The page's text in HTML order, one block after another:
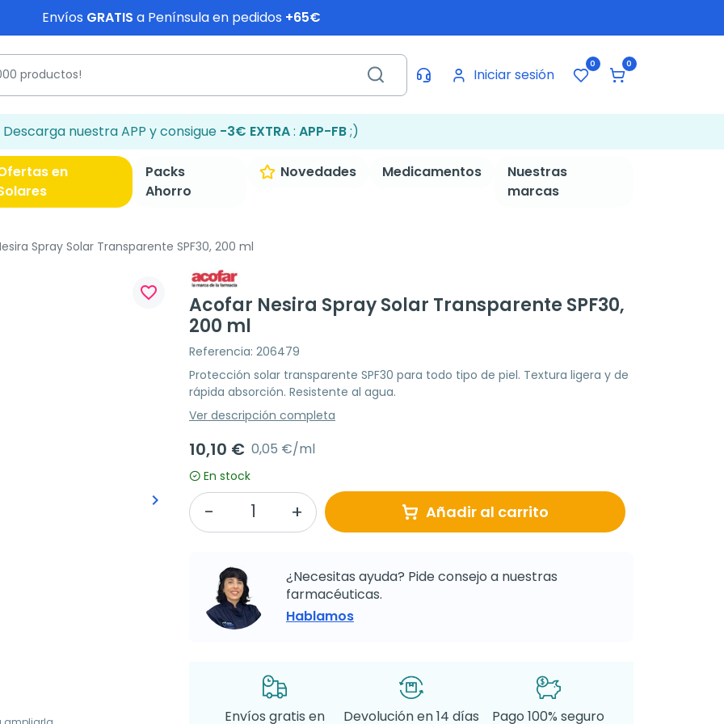
Envíos GRATIS a Península en pedidos +65€
Iniciar sesión
0 0
Descarga nuestra APP y consigue -3€ EXTRA: APP-FB;)
en
Packs
Ahorro
Novedades Medicamentos
Nuestras
marcas
Spray Solar Transparente SPF30, 200 ml
Siguiente
keyboard_arrow_right
favorite_border
Acofar Nesira Spray Solar Transparente SPF30,
200 ml
Referencia: 206479
Protección solar transparente SPF30 para todo tipo de piel. Textura ligera y de
rápida absorción. Resistente al agua.
Ver descripción completa
10,10 € 0,05 €/ml
En stock
Añadir al carrito
¿Necesitas ayuda? Pide consejo a nuestras
farmacéuticas.
Hablamos
Envíos gratis en
Devolución en 14 días
Pago 100% seguro